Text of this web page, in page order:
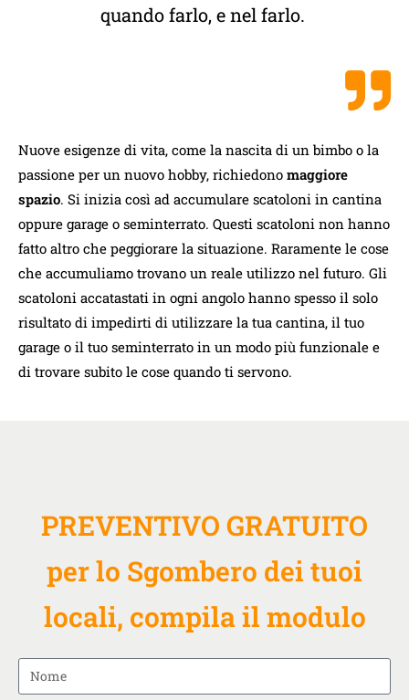
quando farlo, e nel farlo.
Nuove esigenze di vita, come la nascita di un bimbo o la
passione per un nuovo hobby, richiedono maggiore
spazio. Si inizia così ad accumulare scatoloni in cantina
oppure garage o seminterrato. Questi scatoloni non hanno
fatto altro che peggiorare la situazione. Raramente le cose
che accumuliamo trovano un reale utilizzo nel futuro. Gli
scatoloni accatastati in ogni angolo hanno spesso il solo
risultato di impedirti di utilizzare la tua cantina, il tuo
garage o il tuo seminterrato in un modo più funzionale e
di trovare subito le cose quando ti servono.
PREVENTIVO GRATUITO
per lo Sgombero dei tuoi
locali, compila il modulo